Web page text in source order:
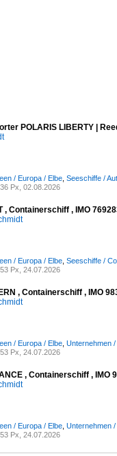
POLARIS LIBERTY |
/ Europa / Elbe Seeschiffe /
Px, 02.08.2026
, Containerschiff , IMO
/ Europa / Elbe Seeschiffe /
Px, 24.07.2026
, Containerschiff , IMO
/ Europa / Elbe Unternehmen
Px, 24.07.2026
, Containerschiff , IMO
/ Europa / Elbe Unternehmen
Px, 24.07.2026